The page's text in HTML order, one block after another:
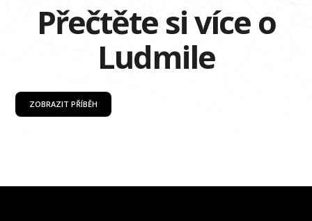
Přečtěte si více o
Ludmile
ZOBRAZIT PŘÍBĚH